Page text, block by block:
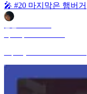
🎤 #20 마지막은 햄버거